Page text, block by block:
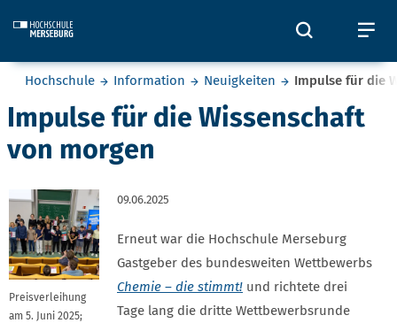
Öffnet
Sie befinden sich hier:
Hochschule Information Neuigkeiten Impulse für die
Impulse für die Wissenschaft
von morgen
Preisverleihung
am 5. Juni 2025;
09.06.2025
Erneut war die Hochschule Merseburg
Gastgeber des bundesweiten Wettbewerbs
Chemie – die stimmt! und richtete drei
Tage lang die dritte Wettbewerbsrunde